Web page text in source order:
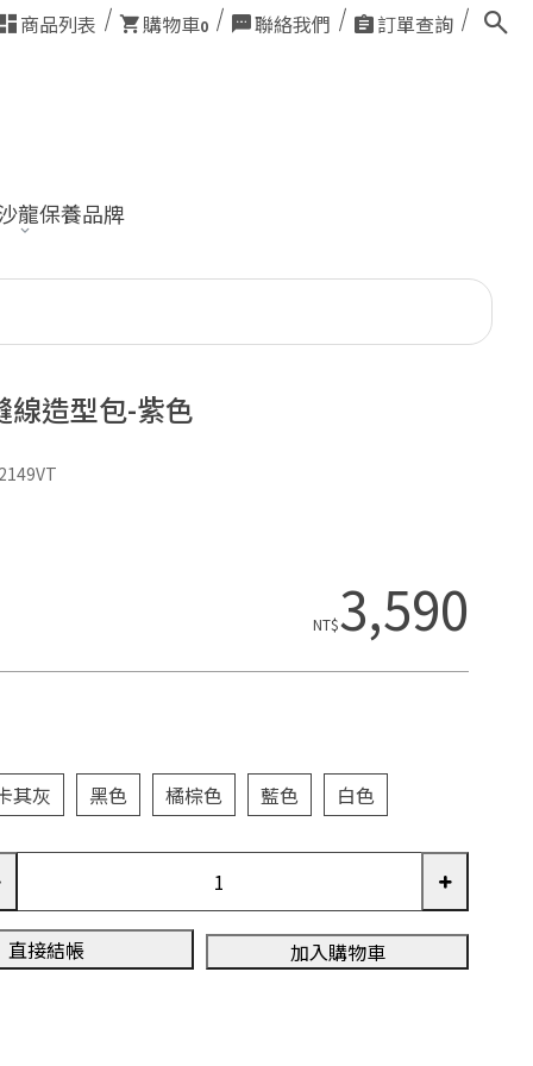
商品列表 購物車0 聯絡我們 訂單查詢
龍保養品牌
線造型包-紫色
NT$3,590
其灰 黑色 橘棕色 藍色 白色
直接結帳 加入購物車